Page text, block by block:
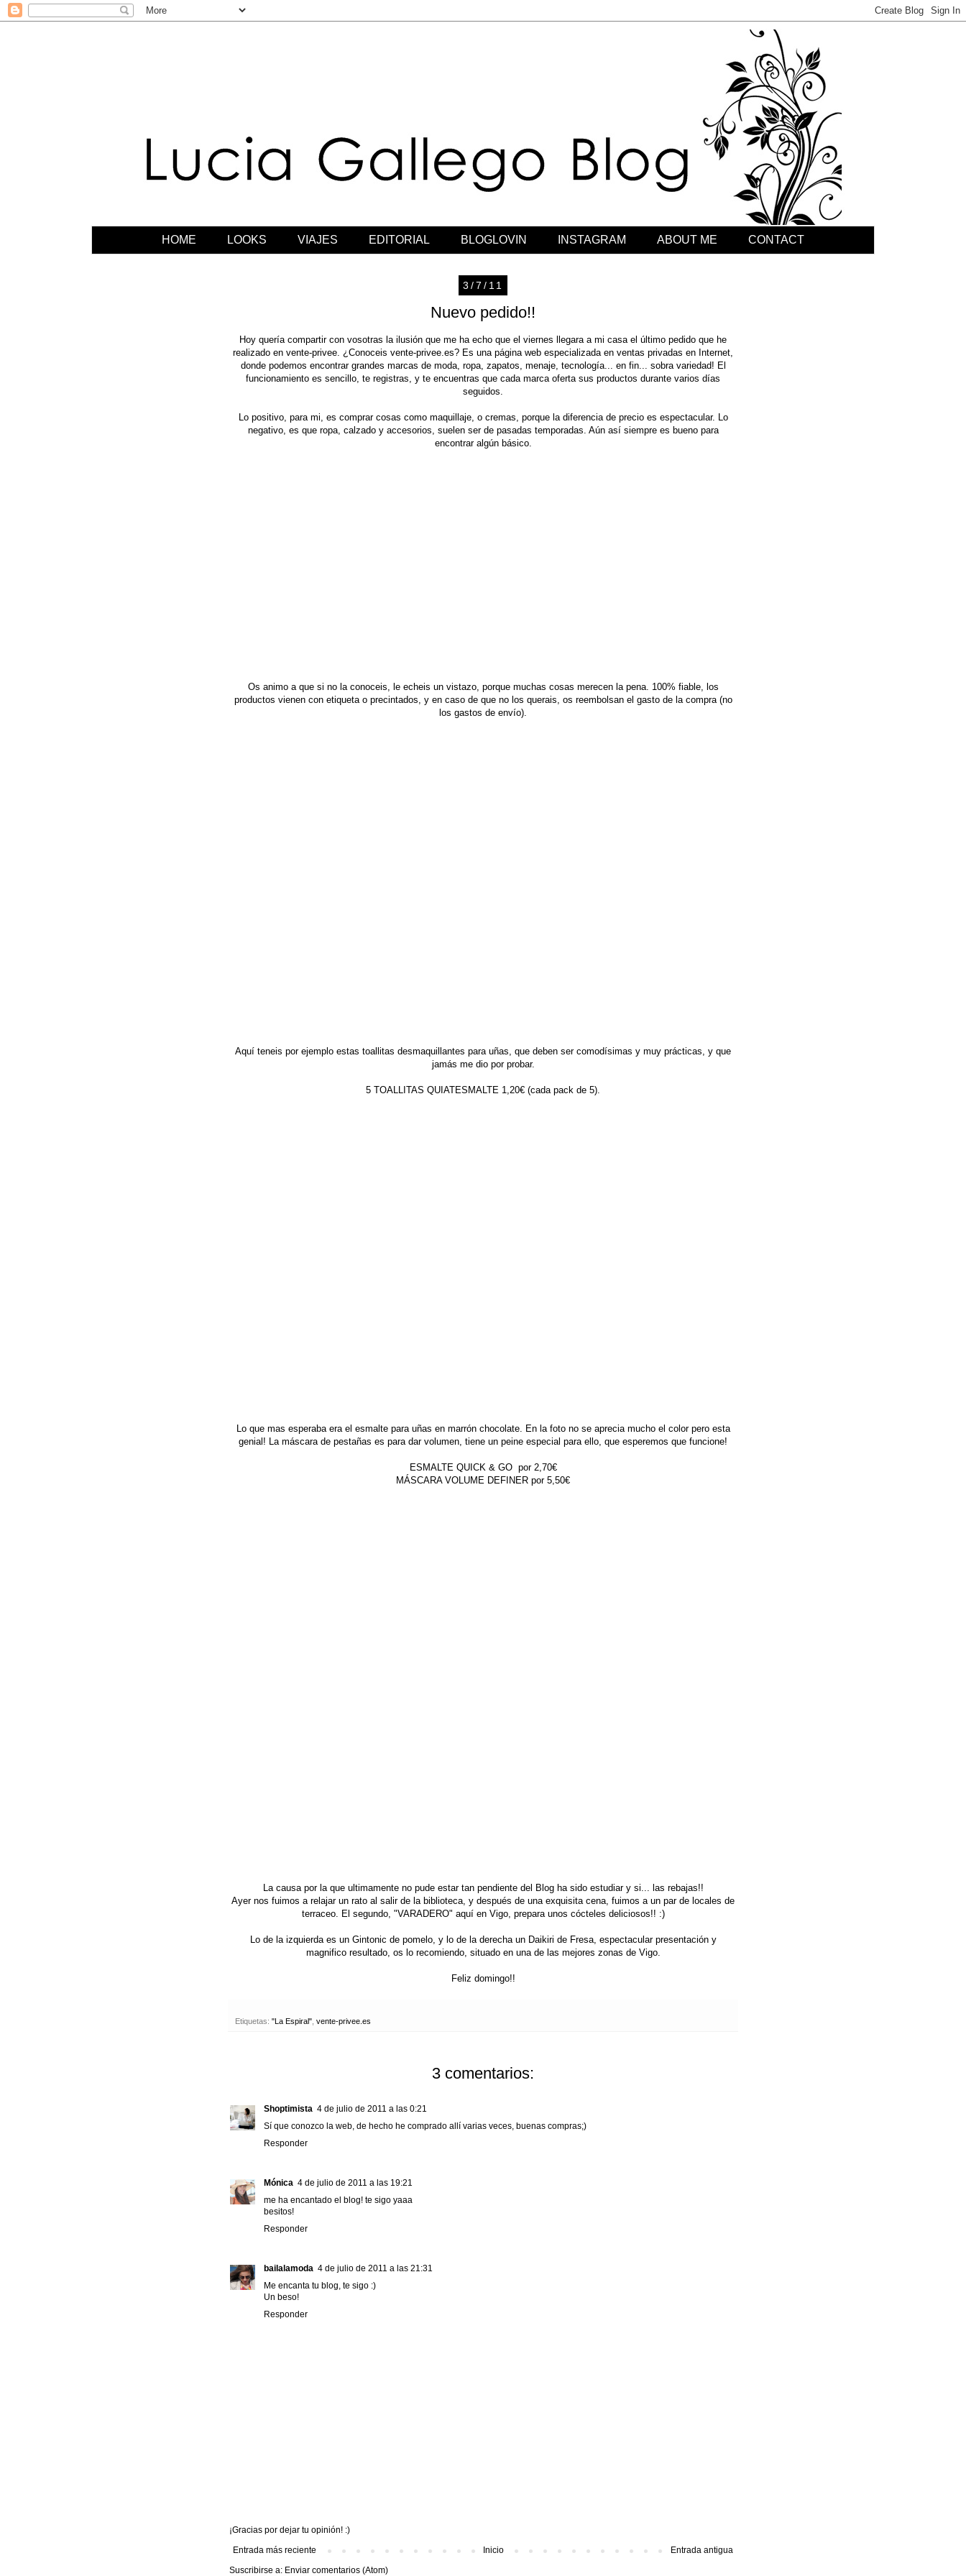
HOME LOOKS VIAJES EDITORIAL BLOGLOVIN INSTAGRAM ABOUT ME CONTACT
3/7/11
Nuevo pedido!!
Hoy quería compartir con vosotras la ilusión que me ha echo que el viernes llegara a mi casa el último pedido que he
realizado en vente-privee. ¿Conoceis vente-privee.es? Es una página web especializada en ventas privadas en Internet,
donde podemos encontrar grandes marcas de moda, ropa, zapatos, menaje, tecnología... en fin... sobra variedad! El
funcionamiento es sencillo, te registras, y te encuentras que cada marca oferta sus productos durante varios días
seguidos.
Lo positivo, para mi, es comprar cosas como maquillaje, o cremas, porque la diferencia de precio es espectacular. Lo
negativo, es que ropa, calzado y accesorios, suelen ser de pasadas temporadas. Aún así siempre es bueno para
encontrar algún básico.
Os animo a que si no la conoceis, le echeis un vistazo, porque muchas cosas merecen la pena. 100% fiable, los
productos vienen con etiqueta o precintados, y en caso de que no los querais, os reembolsan el gasto de la compra (no
los gastos de envío).
Aquí teneis por ejemplo estas toallitas desmaquillantes para uñas, que deben ser comodísimas y muy prácticas, y que
jamás me dio por probar.
5 TOALLITAS QUIATESMALTE 1,20€ (cada pack de 5).
Lo que mas esperaba era el esmalte para uñas en marrón chocolate. En la foto no se aprecia mucho el color pero esta
genial! La máscara de pestañas es para dar volumen, tiene un peine especial para ello, que esperemos que funcione!
ESMALTE QUICK & GO por 2,70€
MÁSCARA VOLUME DEFINER por 5,50€
La causa por la que ultimamente no pude estar tan pendiente del Blog ha sido estudiar y si... las rebajas!!
Ayer nos fuimos a relajar un rato al salir de la biblioteca, y después de una exquisita cena, fuimos a un par de locales de
terraceo. El segundo, "VARADERO" aquí en Vigo, prepara unos cócteles deliciosos!! :)
Lo de la izquierda es un Gintonic de pomelo, y lo de la derecha un Daikiri de Fresa, espectacular presentación y
magnifico resultado, os lo recomiendo, situado en una de las mejores zonas de Vigo.
Feliz domingo!!
Etiquetas: "La Espiral" vente-privee.es
3 comentarios:
Shoptimista 4 de julio de 2011 a las 0:21
Sí que conozco la web, de hecho he comprado allí varias veces, buenas compras;)
Responder
Mónica 4 de julio de 2011 a las 19:21
me ha encantado el blog! te sigo yaaa
besitos!
Responder
bailalamoda 4 de julio de 2011 a las 21:31
Me encanta tu blog, te sigo :)
Un beso!
Responder
¡Gracias por dejar tu opinión! :)
Entrada más reciente
Entrada antigua
Inicio
Suscribirse a: Enviar comentarios (Atom)